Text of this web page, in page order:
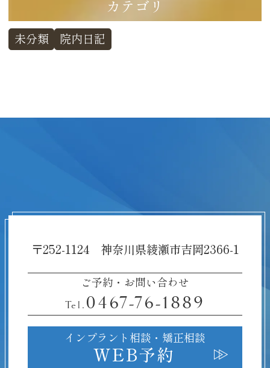
カテゴリ
未分類 院内日記
〒252-1124 神奈川県綾瀬市吉岡2366-1
ご予約・お問い合わせ
Tel. 0467-76-1889
インプラント相談・ 矯正相談
WEB予約